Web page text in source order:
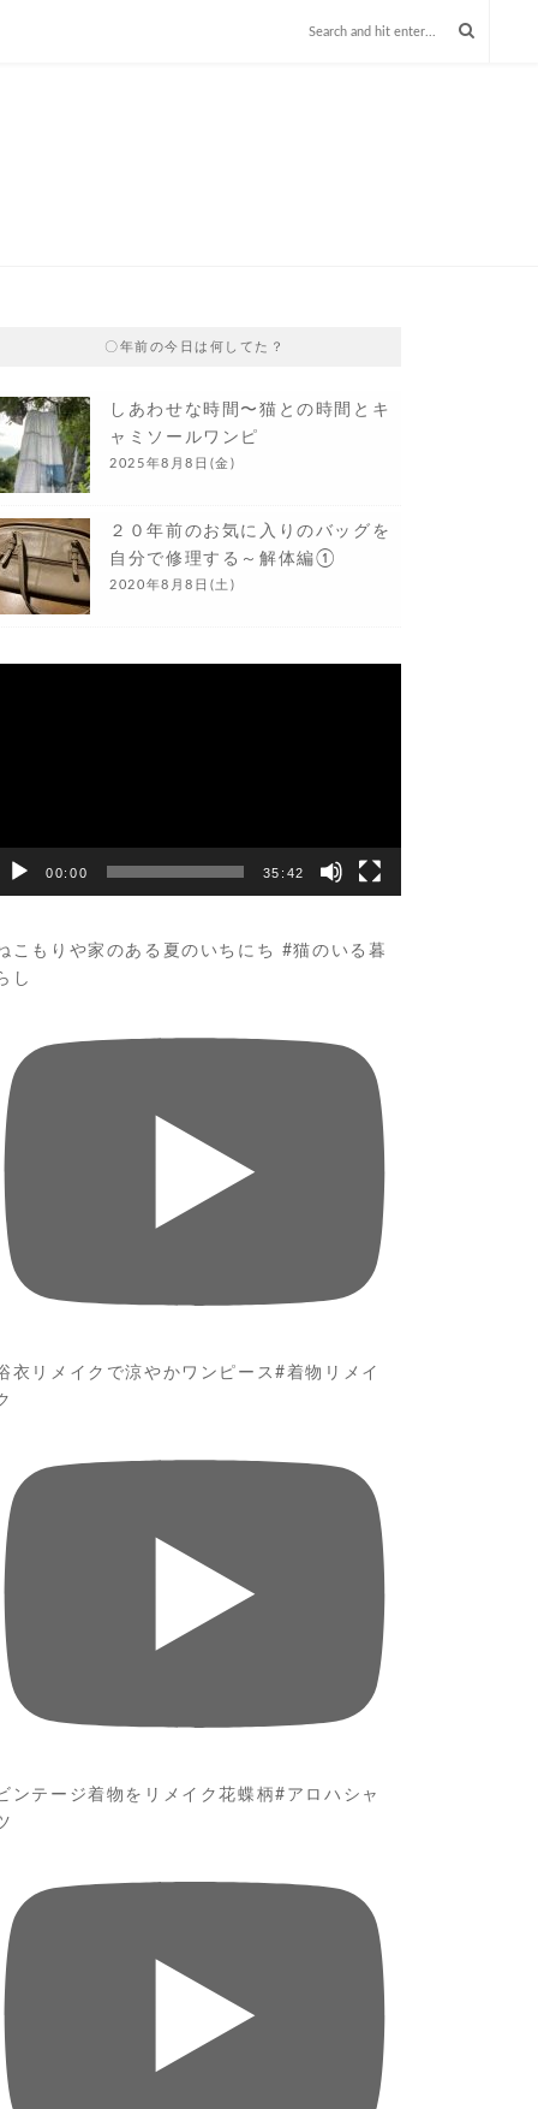
〇年前の今日は何してた？
しあわせな時間〜猫との時間とキ
ャミソールワンピ
2025年8月8日(金)
２０年前のお気に入りのバッグを
自分で修理する～解体編①
2020年8月8日(土)
00:00 35:42
こもりや家のある夏のいちにち #猫のいる暮
し
衣リメイクで涼やかワンピース#着物リメイ
ンテージ着物をリメイク花蝶柄#アロハシャ